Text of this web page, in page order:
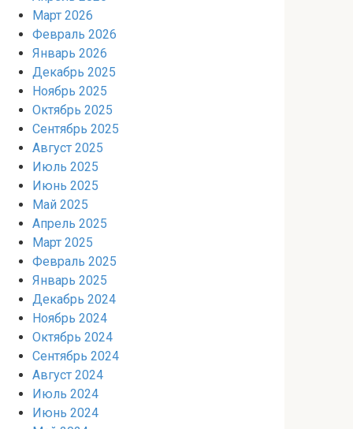
Март 2026
Февраль 2026
Январь 2026
Декабрь 2025
Ноябрь 2025
Октябрь 2025
Сентябрь 2025
Август 2025
Июль 2025
Июнь 2025
Май 2025
Апрель 2025
Март 2025
Февраль 2025
Январь 2025
Декабрь 2024
Ноябрь 2024
Октябрь 2024
Сентябрь 2024
Август 2024
Июль 2024
Июнь 2024